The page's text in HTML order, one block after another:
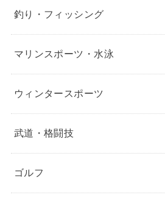
釣り・フィッシング
マリンスポーツ・水泳
ウィンタースポーツ
武道・格闘技
ゴルフ